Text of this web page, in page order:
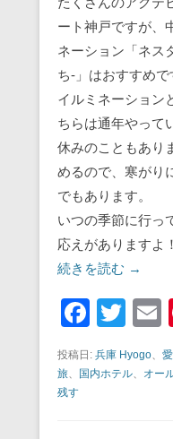
ート神戸ですが、
ネーション「ネス
ち‐」はおすすめで
イルミネーション
ちらは通年やって
休みのこともあり
めるので、寒がり
でもあります。
いつの季節に行っ
応えがありますよ！
続きを読む →
F
a
c
T
tt
投稿日: 兵庫 Hyogo、
旅、 国内ホテル、 オー
残す